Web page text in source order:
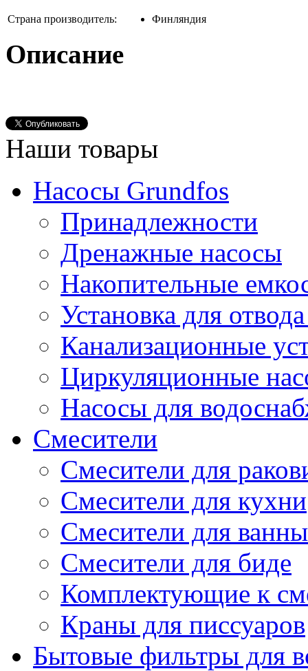
Страна производитель: Финляндия
Описание
Наши товары
Насосы Grundfos
Принадлежности
Дренажные насосы
Накопительные
Установка для
Канализационные
Циркуляционные
Насосы для
Смесители
Смесители для
Смесители для кухни
Смесители для
Смесители для биде
Комплектующие к
Краны для писсуаров
Бытовые фильтры для